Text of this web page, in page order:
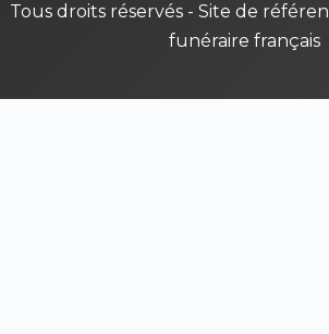
Tous droits réservés - Site de
funéraire français